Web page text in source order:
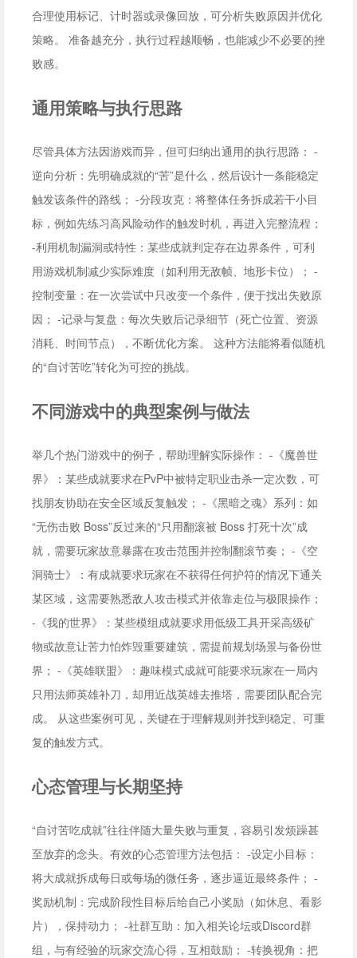
合理使用标记、计时器或录像回放，可分析失败原因并优化
策略。 准备越充分，执行过程越顺畅，也能减少不必要的挫
败感。
通用策略与执行思路
尽管具体方法因游戏而异，但可归纳出通用的执行思路： -
逆向分析：先明确成就的“苦”是什么，然后设计一条能稳定
触发该条件的路线； -分段攻克：将整体任务拆成若干小目
标，例如先练习高风险动作的触发时机，再进入完整流程；
-利用机制漏洞或特性：某些成就判定存在边界条件，可利
用游戏机制减少实际难度（如利用无敌帧、地形卡位）； -
控制变量：在一次尝试中只改变一个条件，便于找出失败原
因； -记录与复盘：每次失败后记录细节（死亡位置、资源
消耗、时间节点），不断优化方案。 这种方法能将看似随机
的“自讨苦吃”转化为可控的挑战。
不同游戏中的典型案例与做法
举几个热门游戏中的例子，帮助理解实际操作： -《魔兽世
界》：某些成就要求在PvP中被特定职业击杀一定次数，可
找朋友协助在安全区域反复触发； -《黑暗之魂》系列：如
“无伤击败 Boss”反过来的“只用翻滚被 Boss 打死十次”成
就，需要玩家故意暴露在攻击范围并控制翻滚节奏； -《空
洞骑士》：有成就要求玩家在不获得任何护符的情况下通关
某区域，这需要熟悉敌人攻击模式并依靠走位与极限操作；
-《我的世界》：某些模组成就要求用低级工具开采高级矿
物或故意让苦力怕炸毁重要建筑，需提前规划场景与备份世
界； -《英雄联盟》：趣味模式成就可能要求玩家在一局内
只用法师英雄补刀，却用近战英雄去推塔，需要团队配合完
成。 从这些案例可见，关键在于理解规则并找到稳定、可重
复的触发方式。
心态管理与长期坚持
“自讨苦吃成就”往往伴随大量失败与重复，容易引发烦躁甚
至放弃的念头。有效的心态管理方法包括： -设定小目标：
将大成就拆成每日或每场的微任务，逐步逼近最终条件； -
奖励机制：完成阶段性目标后给自己小奖励（如休息、看影
片），保持动力； -社群互助：加入相关论坛或Discord群
组，与有经验的玩家交流心得，互相鼓励； -转换视角：把